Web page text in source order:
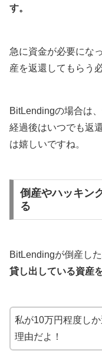
す。
急に資金が必要にな
産を返還してもらう
BitLendingの場合は
経過後はいつでも返
は嬉しいですね。
倒産やハッキン
る
BitLendingが倒産し
貸し出している資産
私が10万円程度し
理由だよ！